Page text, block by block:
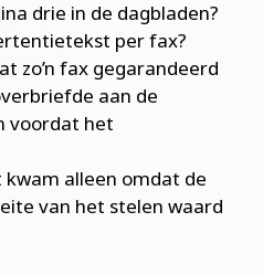
drie in de dagbladen?
per fax?
zo’n fax gegarandeerd
aan de
voordat het
kwam alleen omdat de
van het stelen waard